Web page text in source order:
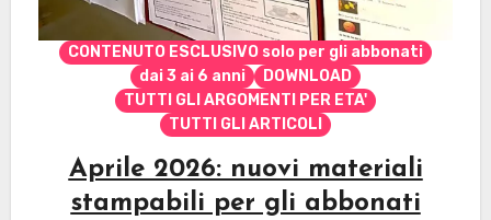
CONTENUTO ESCLUSIVO solo per gli abbonati
dai 3 ai 6 anni
DOWNLOAD
TUTTI GLI ARGOMENTI PER ETA'
TUTTI GLI ARTICOLI
Aprile 2026: nuovi materiali
stampabili per gli abbonati